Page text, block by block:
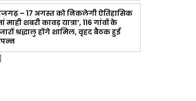
– 17 अगस्त को निकलेगी ऐतिहासिक
माही शबरी कावड़ यात्रा’, 116 गांवों के
श्रद्धालु होंगे शामिल, वृहद बैठक हुई